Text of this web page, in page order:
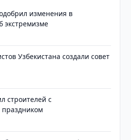
изменения в
экстремизме
Узбекистана создали совет
строителей с